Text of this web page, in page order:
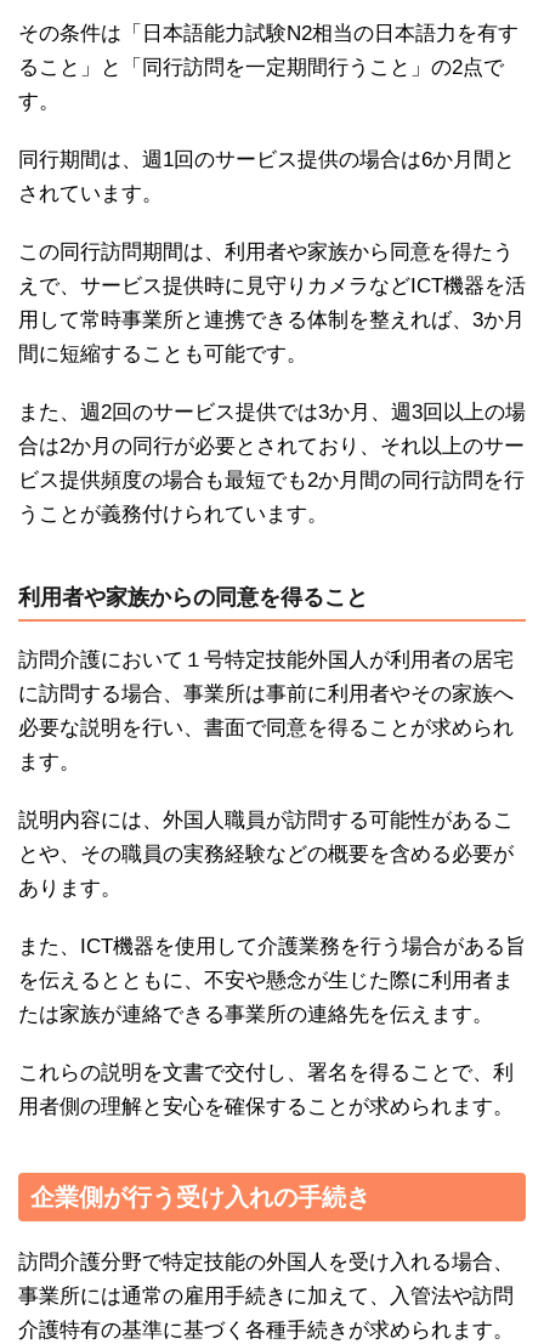
その条件は「日本語能力試験N2相当の日本語力を有す
ること」と「同行訪問を一定期間行うこと」の2点で
す。
同行期間は、週1回のサービス提供の場合は6か月間と
されています。
この同行訪問期間は、利用者や家族から同意を得たう
えで、サービス提供時に見守りカメラなどICT機器を活
用して常時事業所と連携できる体制を整えれば、3か月
間に短縮することも可能です。
また、週2回のサービス提供では3か月、週3回以上の場
合は2か月の同行が必要とされており、それ以上のサー
ビス提供頻度の場合も最短でも2か月間の同行訪問を行
うことが義務付けられています。
利用者や家族からの同意を得ること
訪問介護において１号特定技能外国人が利用者の居宅
に訪問する場合、事業所は事前に利用者やその家族へ
必要な説明を行い、書面で同意を得ることが求められ
ます。
説明内容には、外国人職員が訪問する可能性があるこ
とや、その職員の実務経験などの概要を含める必要が
あります。
また、ICT機器を使用して介護業務を行う場合がある旨
を伝えるとともに、不安や懸念が生じた際に利用者ま
たは家族が連絡できる事業所の連絡先を伝えます。
これらの説明を文書で交付し、署名を得ることで、利
用者側の理解と安心を確保することが求められます。
企業側が行う受け入れの手続き
訪問介護分野で特定技能の外国人を受け入れる場合、
事業所には通常の雇用手続きに加えて、入管法や訪問
介護特有の基準に基づく各種手続きが求められます。